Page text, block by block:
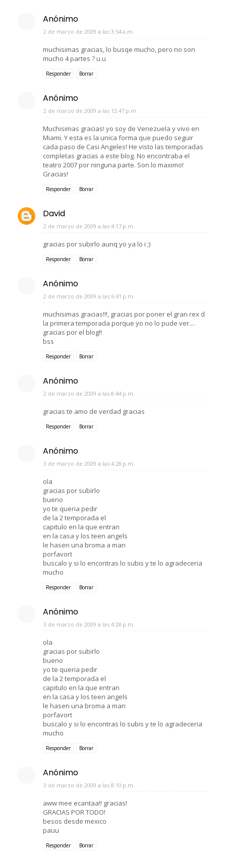
Anónimo
2 de marzo de 2009 a las 3:54 a.m.
muchisimas gracias, lo busqe mucho, pero no son
mucho 4 partes ? u.u
Responder Borrar
Anónimo
2 de marzo de 2009 a las 12:47 p.m.
Muchisimas gracias! yo soy de Venezuela y vivo en
Miami. Y esta es la unica forma que puedo seguir
cada paso de Casi Angeles! He visto las temporadas
completas gracias a este blog. No encontraba el
teatro 2007 por ninguna parte. Son lo maximo!
Gracias!
Responder Borrar
David
2 de marzo de 2009 a las 4:17 p.m.
gracias por subirlo aunq yo ya lo i ;)
Responder Borrar
Anónimo
2 de marzo de 2009 a las 6:41 p.m.
muchisimas gracias!!!, gracias por poner el gran rex d
la primera temporada porque yo no lo pude ver....
gracias por el blog!!
bss
Responder Borrar
Anónimo
2 de marzo de 2009 a las 8:44 p.m.
gracias te amo de verdad gracias
Responder Borrar
Anónimo
3 de marzo de 2009 a las 4:28 p.m.
ola
gracias por subirlo
bueno
yo te queria pedir
de la 2 temporada el
capitulo en la que entran
en la casa y los teen angels
le hasen una broma a man
porfavort
buscalo y si lo encontras lo subis y te lo agradeceria
mucho
Responder Borrar
Anónimo
3 de marzo de 2009 a las 4:28 p.m.
ola
gracias por subirlo
bueno
yo te queria pedir
de la 2 temporada el
capitulo en la que entran
en la casa y los teen angels
le hasen una broma a man
porfavort
buscalo y si lo encontras lo subis y te lo agradeceria
mucho
Responder Borrar
Anónimo
3 de marzo de 2009 a las 8:10 p.m.
aww mee ecantaa!! gracias!
GRACIAS POR TODO!
besos desde mexico
pauu
Responder Borrar